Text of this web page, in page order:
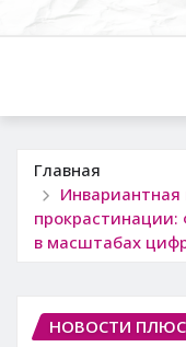
Главная
Инвариантная
прокрастинации:
в масштабах
НОВОСТИ ПЛЮС